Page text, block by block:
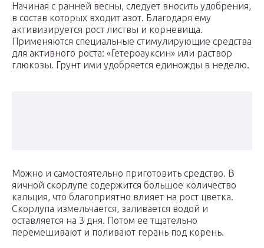
Начиная с ранней весны, следует вносить удобрения,
в состав которых входит азот. Благодаря ему
активизируется рост листвы и корневища.
Применяются специальные стимулирующие средства
для активного роста: «Гетероауксин» или раствор
глюкозы. Грунт ими удобряется единожды в неделю.
Можно и самостоятельно приготовить средство. В
яичной скорлупе содержится большое количество
кальция, что благоприятно влияет на рост цветка.
Скорлупа измельчается, заливается водой и
оставляется на 3 дня. Потом ее тщательно
перемешивают и поливают герань под корень.